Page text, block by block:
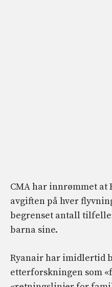
CMA har innrømmet
avgiften på hver
begrenset antall
barna sine.
Ryanair har imidlertid
etterforskningen som